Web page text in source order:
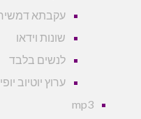
עקבתא דמשיחא וידאו
שונות וידאו
לנשים בלבד
ערוץ יוטיוב יופי יהודי